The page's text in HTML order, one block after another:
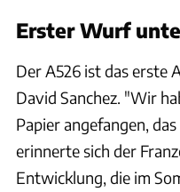
Erster Wurf
Der A526 ist das erste
David Sanchez. "Wir
Papier angefangen,
erinnerte sich der
Entwicklung, die im